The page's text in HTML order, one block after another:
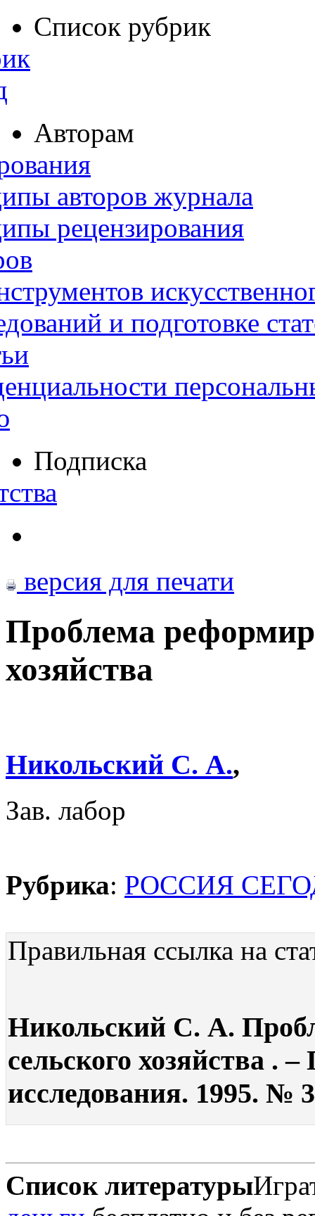
Список рубрик
Авторам
авторов журнала
рецензирования
и подготовке
Подписка
версия для печати
Проблема
хозяйства
Никольский С. А.,
Зав. лабор
Рубрика: РОССИЯ
Правильная ссылка на
Никольский С. А.
сельского хозяйства .
исследования. 1995. №
Список литературы